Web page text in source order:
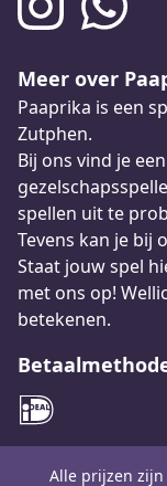
Meer over
Paaprika is een
Zutphen.
Bij ons vind je
spellen uit te
Tevens kan je bij
Staat jouw spel
met ons op!
betekenen.
Alle prijzen zijn